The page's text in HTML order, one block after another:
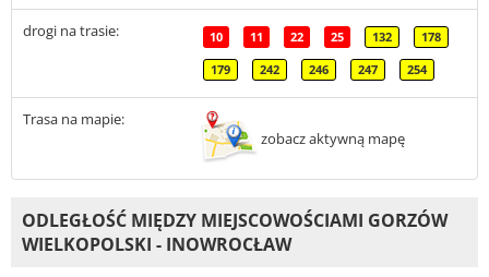
drogi na trasie: 10 11 22 25 132 178
179 242 246 247 254
Trasa na mapie:
zobacz aktywną mapę
ODLEGŁOŚĆ MIĘDZY MIEJSCOWOŚCIAMI GORZÓW
WIELKOPOLSKI - INOWROCŁAW